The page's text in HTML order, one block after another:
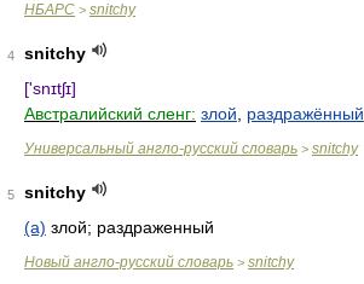
НБАРС > snitchy
4
snitchy
['snɪtʃɪ]
Австралийский сленг: злой раздражённый
Универсальный англо-русский словарь > snitchy
5
snitchy
(a) злой; раздраженный
Новый англо-русский словарь > snitchy